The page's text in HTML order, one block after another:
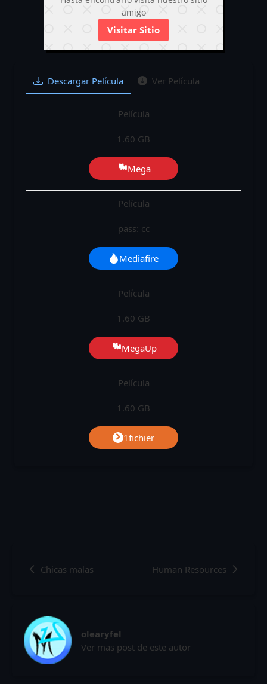
amigo
Visitar Sitio
Descargar Película Ver Película
Película
1.60 GB
Mega
Película
pass: cc
Mediafire
Película
1.60 GB
MegaUp
Película
1.60 GB
1fichier
Chicas malas Human Resources
olearyfel
Ver mas post de este autor